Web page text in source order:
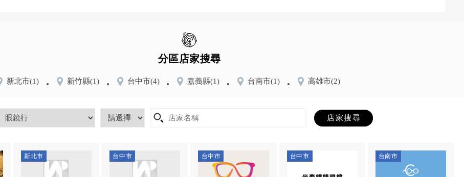
分區店家搜尋
新北市(1) 新竹縣(1) 台中市(4) 嘉義縣(1) 台南市(1) 高雄市(2)
新北市 台中市 台中市 台中市 台南市